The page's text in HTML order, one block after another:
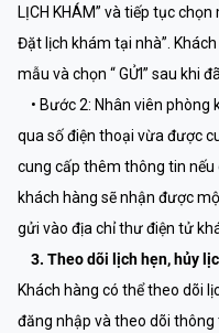
LỊCH KHÁM” và tiếp tục
Đặt lịch khám tại nhà”.
mẫu và chọn “ GỬI” sau khi
• Bước 2: Nhân viên phòng
qua số điện thoại vừa được
cung cấp thêm thông tin nếu
khách hàng sẽ nhận được
gửi vào địa chỉ thư điện tử
3. Theo dõi lịch hẹn, hủy
Khách hàng có thể theo dõi
đăng nhập và theo dõi thông